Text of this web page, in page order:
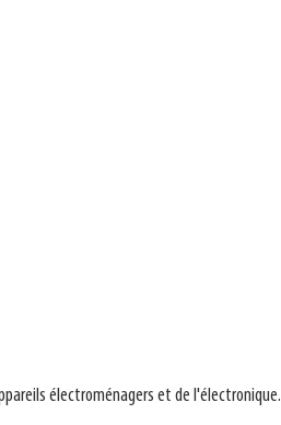
électroménagers et de l'électronique.